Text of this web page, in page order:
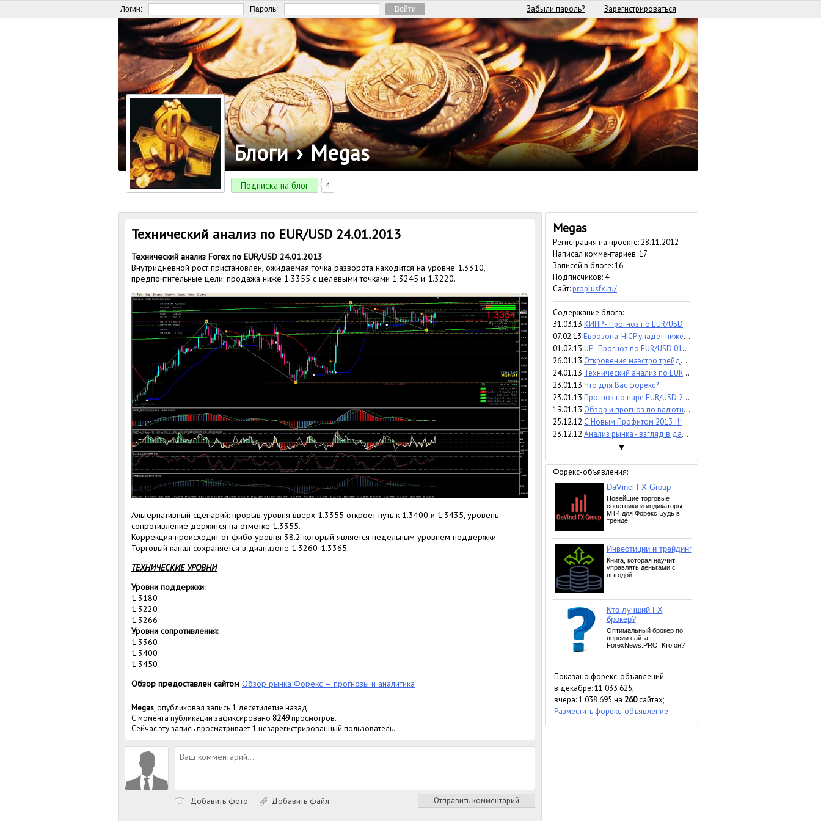
Логин: Пароль: Забыли пароль? Зарегистрироваться
Блоги › Megas
Подписка на блог 4
Технический анализ по EUR/USD 24.01.2013
Технический анализ Forex по EUR/USD 24.01.2013
Внутридневной рост пристановлен, ожидаемая точка разворота находится на уровне 1.3310,
предпочтительные цели: продажа ниже 1.3355 с целевыми точками 1.3245 и 1.3220.
Альтернативный сценарий: прорыв уровня вверх 1.3355 откроет путь к 1.3400 и 1.3435, уровень
сопротивление держится на отметке 1.3355.
Коррекция происходит от фибо уровня 38.2 который является недельным уровнем поддержки.
Торговый канал сохраняется в диапазоне 1.3260-1.3365.
ТЕХНИЧЕСКИЕ УРОВНИ
Уровни поддержки:
1.3180
1.3220
1.3266
Уровни сопротивления:
1.3360
1.3400
1.3450
Обзор предоставлен сайтом Обзор рынка Форекс — прогнозы и аналитика
Megas, опубликовал запись 1 десятилетие назад.
С момента публикации зафиксировано 8249просмотров.
Сейчас эту запись просматривает 1 незарегистрированный пользователь.
Добавить фото Добавить файл Отправить комментарий
Megas
Регистрация на проекте: 28.11.2012
Написал комментариев: 17
Записей в блоге: 16
Подписчиков: 4
Сайт:proplusfx.ru/
Содержание блога:
31.03.13 КИПР - Прогноз по EUR/USD
07.02.13 Еврозона. HICP упадет ниже 2%
01.02.13 UP - Прогноз по EUR/USD 01.02.2013
26.01.13 Откровения маэстро трейдинга. Выпуск 3.
24.01.13 Технический анализ по EUR/USD 24.01.2013
23.01.13 Что для Вас форекс?
23.01.13 Прогноз по паре EUR/USD 23.01.2013
19.01.13 Обзор и прогноз по валютной паре евро/доллар 19.01.2013
25.12.12 С Новым Профитом 2013 !!!
23.12.12 Анализ рынка - взгляд в далекое завтра!
▼
Форекс-объявления:
Показано форекс-объявлений:
в декабре: 11 033 625;
вчера: 1 038 695 на 260сайтах;
Разместить форекс-объявление